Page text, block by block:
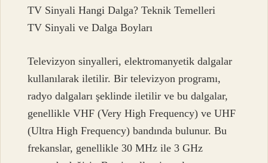
TV Sinyali Hangi Dalga? Teknik Temelleri
TV Sinyali ve Dalga Boyları
Televizyon sinyalleri, elektromanyetik dalgalar
kullanılarak iletilir. Bir televizyon programı,
radyo dalgaları şeklinde iletilir ve bu dalgalar,
genellikle VHF (Very High Frequency) ve UHF
(Ultra High Frequency) bandında bulunur. Bu
frekanslar, genellikle 30 MHz ile 3 GHz